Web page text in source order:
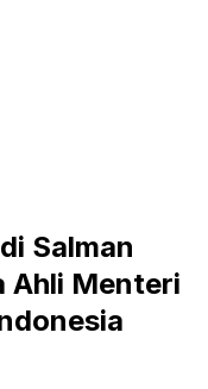
Salman
Ahli Menteri